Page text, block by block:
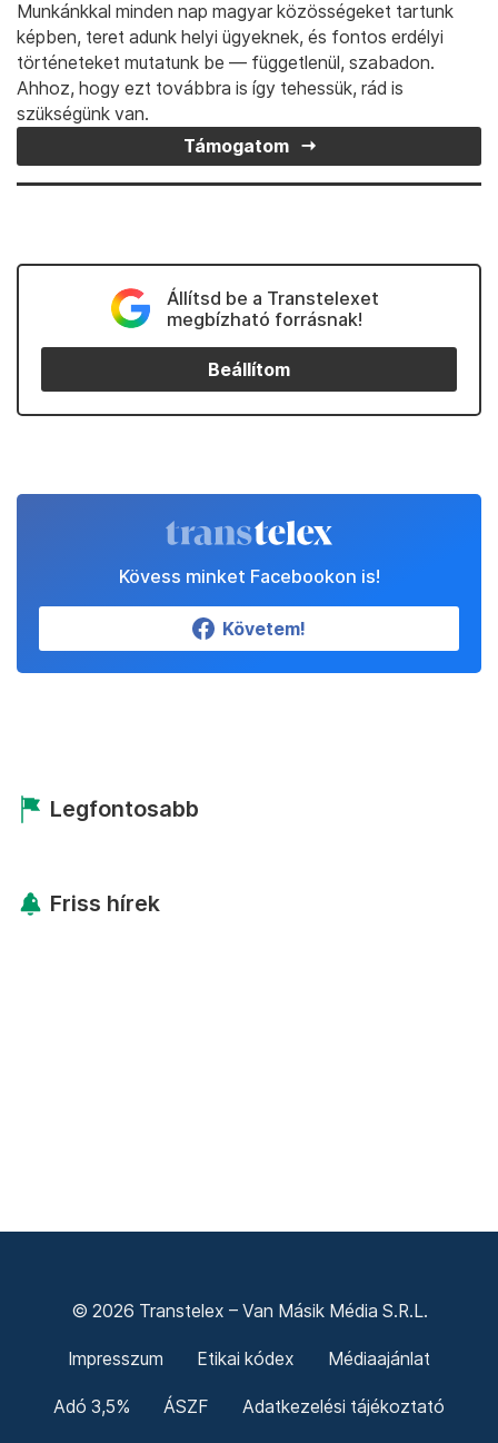
Munkánkkal minden nap magyar közösségeket tartunk
képben, teret adunk helyi ügyeknek, és fontos erdélyi
történeteket mutatunk be — függetlenül, szabadon.
Ahhoz, hogy ezt továbbra is így tehessük, rád is
szükségünk van.
Támogatom
Állítsd be a Transtelexet
megbízható forrásnak!
Beállítom
Kövess minket Facebookon is!
Követem!
Legfontosabb
Friss hírek
© 2026 Transtelex – Van Másik Média S.R.L.
Impresszum Etikai kódex Médiaajánlat
Adó 3,5% ÁSZF Adatkezelési tájékoztató